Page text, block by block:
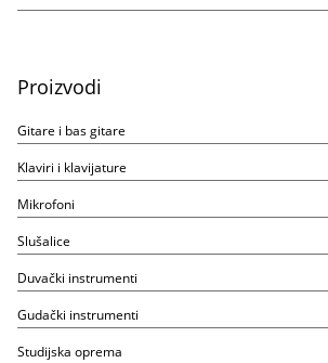
Proizvodi
Gitare i bas gitare
Klaviri i klavijature
Mikrofoni
Slušalice
Duvački instrumenti
Gudački instrumenti
Studijska oprema